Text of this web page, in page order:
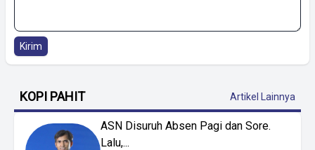
Kirim
KOPI PAHIT Artikel Lainnya
ASN Disuruh Absen Pagi dan Sore.
Lalu,...